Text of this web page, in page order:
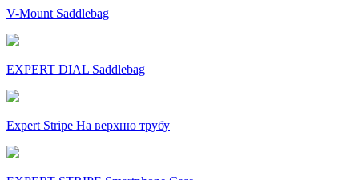
V-Mount Saddlebag
EXPERT DIAL Saddlebag
Expert Stripe На верхню трубу